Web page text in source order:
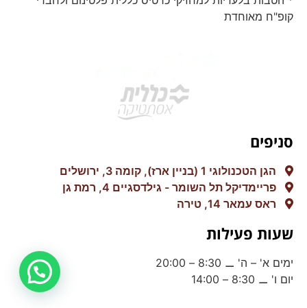
קופ"ח מאוחדת
סניפים
הגן הטכנולוגי 1 (בניין ארז), קומה 3, ירושלים
פריימדיקל תל השומר - גילדסגיים 4, רמת גן
ראס עמאר 14, טירה
שעות פעילות
ימים א' – ה' ⚊ 8:30 – 20:00
יום ו' ⚊ 8:30 – 14:00